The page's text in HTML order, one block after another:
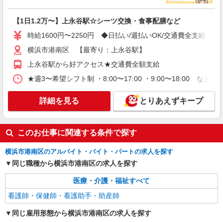
＜上大岡駅＞元気も、プライベートも諦めない
＊週3〜OK/看護助手
時給1600円〜2250円 ＜日払い有/週払い有/交
横浜市港南区 ※最寄り駅：上大岡
キープ 詳細を見る
パート 派遣社員
日研トータルソーシング株式会社 メディカルケア事業部/横浜オフィ
ス【看護助手】
看護助手（ナースエイド）
時給1,400円 ★週払いOK（規定あり） ※給与
幅は経験・能力による
神奈川県横浜市港南区 【最寄駅】港南中央駅
詳細を見る
株式会社kotrio /●YK-H-2100832
【1日1.2万〜】上永谷駅☆シーツ交換・食事配膳など
時給1600円〜2250円 ◆日払い/週払いOK/交通費全支給（ガ
横浜市港南区 【最寄り：上永谷駅】
上永谷駅から好アクセス★交通費全額支給
★週3〜希望シフト制 ・8:00〜17:00 ・9:00〜18:00 など (
詳細を見る とりあえずキープ
このお仕事に関連する条件で探す
横浜市港南区のアルバイト・バイト・パートの求人を探す
同じ職種から横浜市港南区の求人を探す
医療・介護・福祉すべて
看護師・保健師・看護助手・助産師
同じ雇用形態から横浜市港南区の求人を探す